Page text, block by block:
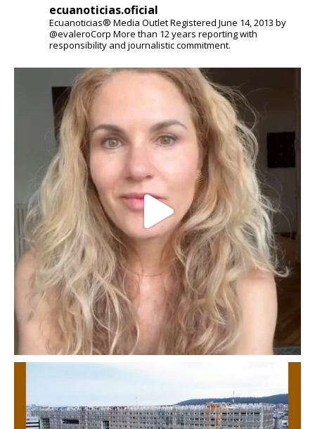
ecuanoticias.oficial
Ecuanoticias® Media OutletRegistered June 14, 2013 by
@evaleroCorp More than 12 years reporting with
responsibility and journalistic commitment.